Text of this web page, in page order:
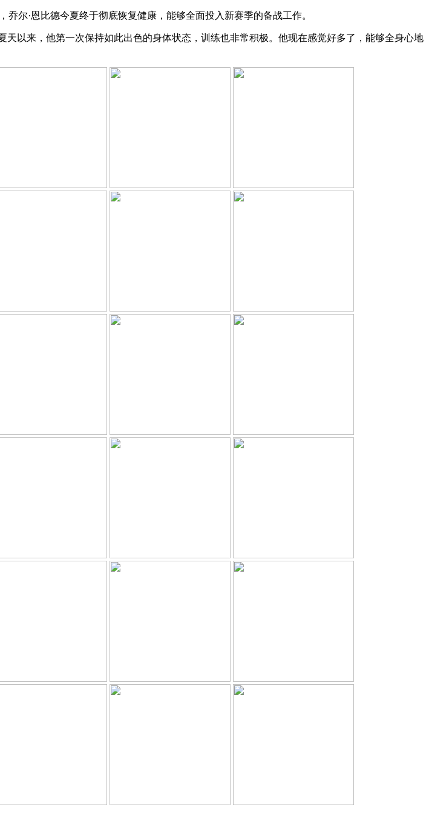
乔尔·恩比德今夏终于彻底恢复健康，能够全面投入新赛季的备战工作。
以来，他第一次保持如此出色的身体状态，训练也非常积极。他现在感觉好多了，能够全身心地